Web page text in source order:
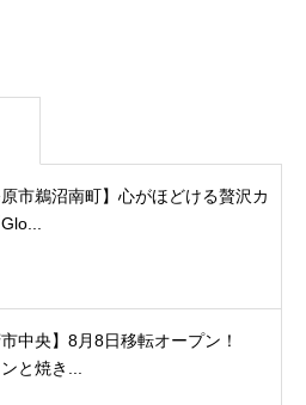
原市鵜沼南町】心がほどける贅沢カ
市中央】8月8日移転オープン！
ンと焼き...